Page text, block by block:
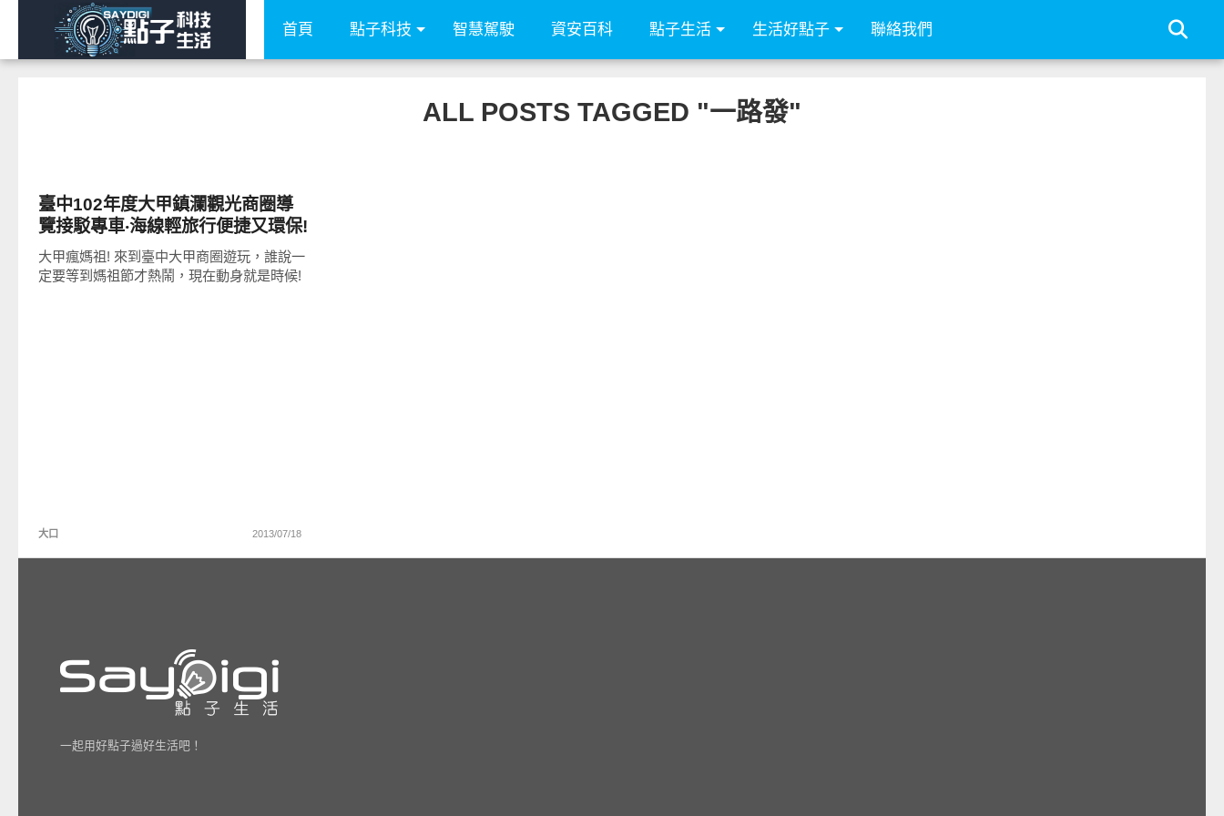
首頁 點子科技 智慧駕駛 資安百科 點子生活 生活好點子 聯絡我們
ALL POSTS TAGGED "一路發"
臺中102年度大甲鎮瀾觀光商圈導
覽接駁專車‧海線輕旅行便捷又環保!
大甲瘋媽祖! 來到臺中大甲商圈遊玩，誰說一
定要等到媽祖節才熱鬧，現在動身就是時候!
大口 2013/07/18
一起用好點子過好生活吧！